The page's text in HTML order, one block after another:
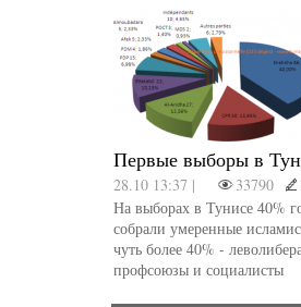
Первые выборы в
28.10 13:37 | 33790
На выборах в Тунисе 40%
собрали умеренные
чуть более 40% -
профсоюзы и социалисты